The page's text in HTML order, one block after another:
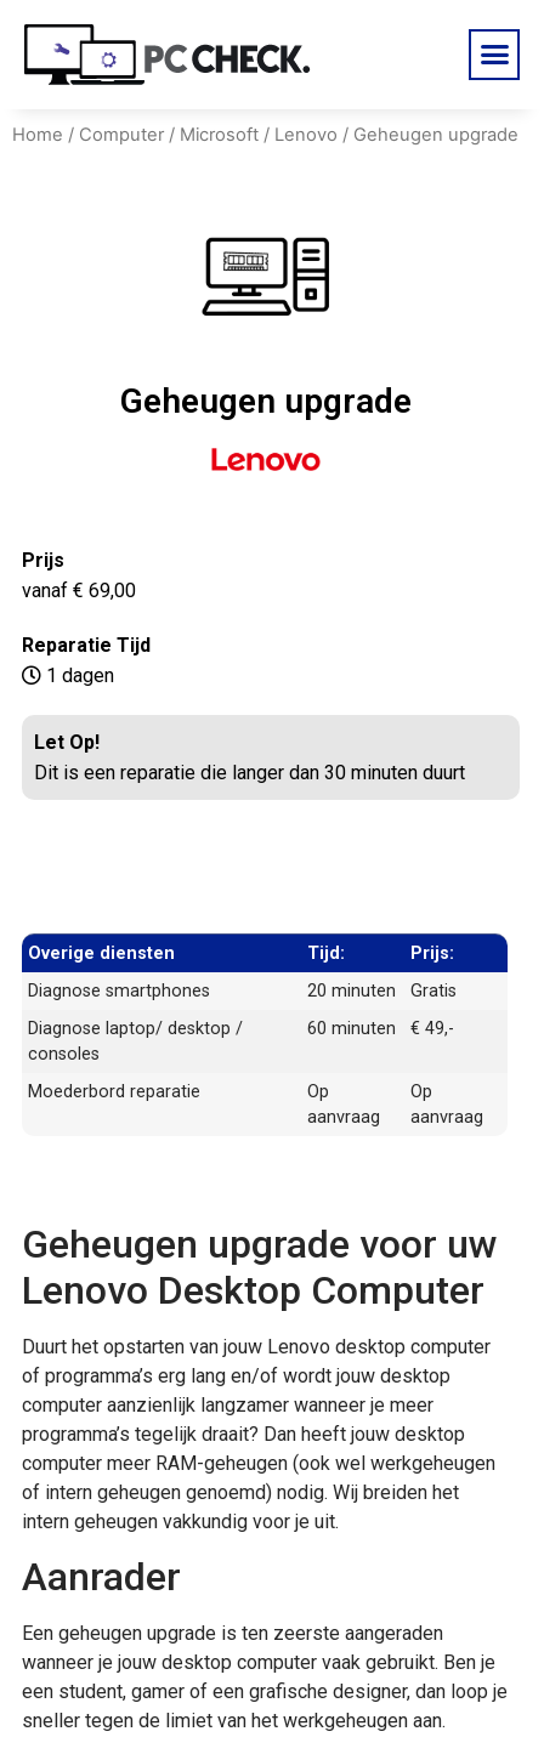
Home / Computer / Microsoft / Lenovo / Geheugen upgrade
Geheugen upgrade
Prijs
vanaf € 69,00
Reparatie Tijd
1 dagen
Let Op!
Dit is een reparatie die langer dan 30 minuten duurt
Overige diensten Tijd:
Prijs:
Diagnose smartphones
20 minuten
Gratis
Diagnose laptop/ desktop /
consoles
60 minuten € 49,-
Moederbord reparatie
Op
aanvraag
Op
aanvraag
Geheugen upgrade voor uw
Lenovo Desktop Computer
Duurt het opstarten van jouw Lenovo desktop computer
of programma’s erg lang en/of wordt jouw desktop
computer aanzienlijk langzamer wanneer je meer
programma’s tegelijk draait? Dan heeft jouw desktop
computer meer RAM-geheugen (ook wel werkgeheugen
of intern geheugen genoemd) nodig. Wij breiden het
intern geheugen vakkundig voor je uit.
Aanrader
Een geheugen upgrade is ten zeerste aangeraden
wanneer je jouw desktop computer vaak gebruikt. Ben je
een student, gamer of een grafische designer, dan loop je
sneller tegen de limiet van het werkgeheugen aan.